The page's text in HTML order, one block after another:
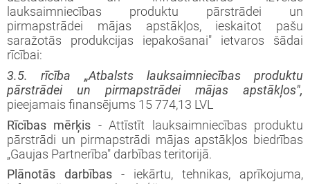
lauksaimniecības produktu pārstrādei un
pirmapstrādei mājas apstākļos, ieskaitot pašu
saražotās produkcijas iepakošanai" ietvaros šādai
rīcībai:
3.5. rīcība „Atbalsts lauksaimniecības produktu
pārstrādei un pirmapstrādei mājas apstākļos",
pieejamais finansējums 15 774,13 LVL
Rīcības mērķis - Attīstīt lauksaimniecības produktu
pārstrādi un pirmapstrādi mājas apstākļos biedrības
„Gaujas Partnerība" darbības teritorijā.
Plānotās darbības - iekārtu, tehnikas, aprīkojuma,